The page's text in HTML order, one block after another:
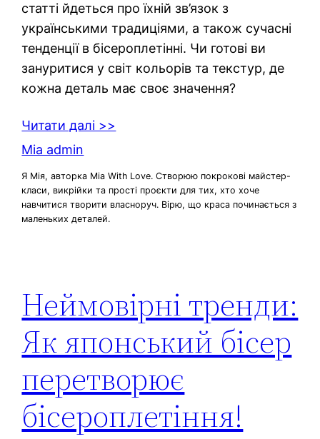
статті йдеться про їхній зв’язок з
українськими традиціями, а також сучасні
тенденції в бісероплетінні. Чи готові ви
зануритися у світ кольорів та текстур, де
кожна деталь має своє значення?
Читати далі >>
Mia admin
Я Мія, авторка Mia With Love. Створюю покрокові майстер-
класи, викрійки та прості проєкти для тих, хто хоче
навчитися творити власноруч. Вірю, що краса починається з
маленьких деталей.
Неймовірні тренди:
Як японський бісер
перетворює
бісероплетіння!